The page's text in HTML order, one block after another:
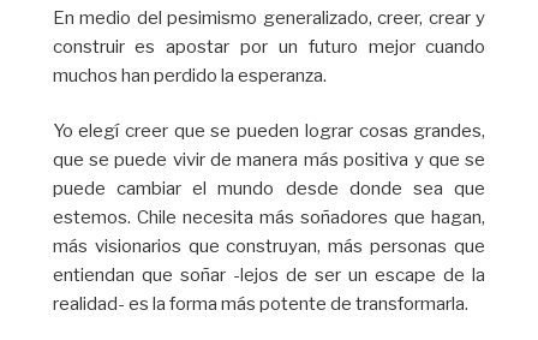
En medio del pesimismo generalizado, creer, crear y
construir es apostar por un futuro mejor cuando
muchos han perdido la esperanza.
Yo elegí creer que se pueden lograr cosas grandes,
que se puede vivir de manera más positiva y que se
puede cambiar el mundo desde donde sea que
estemos. Chile necesita más soñadores que hagan,
más visionarios que construyan, más personas que
entiendan que soñar -lejos de ser un escape de la
realidad- es la forma más potente de transformarla.